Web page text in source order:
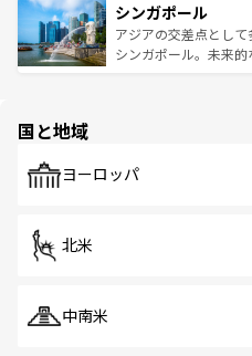
参照してほしい。
激する。気候は一年中
が待っている。親し
た文化、そして多様
み、どこを訪れても感
ており、効率よく見
うな絶景から文化的
シンガポール
アジアの交差点とし
シンガポール。未来
で、ホーカーズは地元
国と地域
ヨーロッパ
北米
中南米